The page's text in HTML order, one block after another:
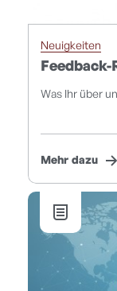
Neuigkeiten
Feedback-
Was Ihr über
Mehr dazu